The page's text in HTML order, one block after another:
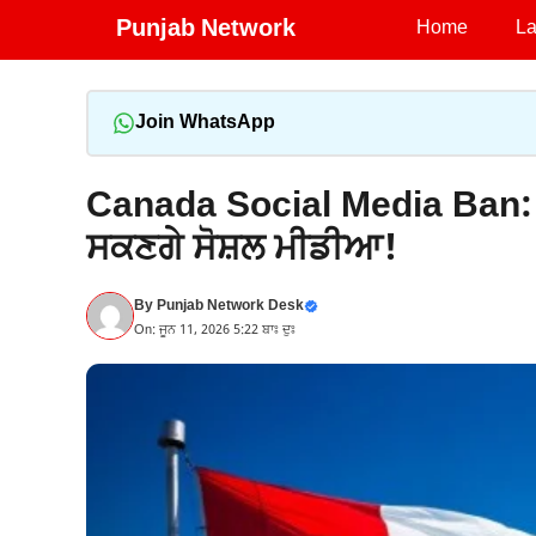
Punjab Network Home
Join WhatsApp
Canada Social Media
ਸਕਣਗੇ ਸੋਸ਼ਲ ਮੀਡੀਆ!
ByPunjab Network Desk
On: ਜੂਨ 11, 2026 5:22 ਬਾਃ ਦੁਃ